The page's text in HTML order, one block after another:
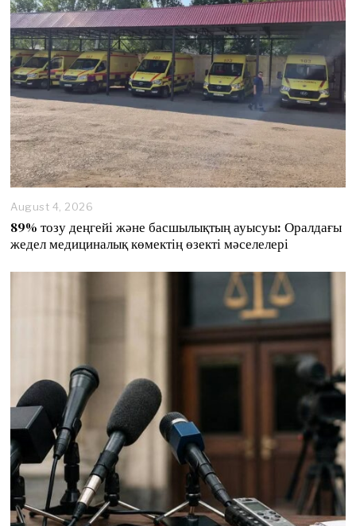
0
2
6
August 4, 2026
89% тозу деңгейі және басшылықтың ауысуы: Оралдағы
жедел медициналық көмектің өзекті мәселелері